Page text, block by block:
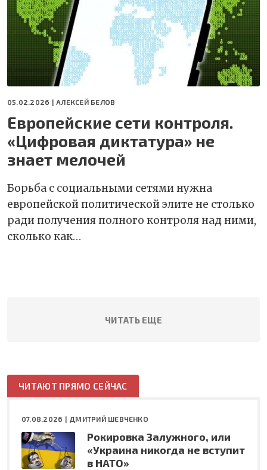
05.02.2026 |АЛЕКСЕЙ БЕЛОВ
Европейские сети контроля.
«Цифровая диктатура» не
знает мелочей
Борьба с социальными сетями нужна
европейской политической элите не столько
ради получения полного контроля над ними,
сколько как…
ЧИТАТЬ ЕЩЕ
ЧИТАЮТ ПРЯМО СЕЙЧАС
07.08.2026 | ДМИТРИЙ ШЕВЧЕНКО
Рокировка Залужного, или
«Украина никогда не вступит
в НАТО»